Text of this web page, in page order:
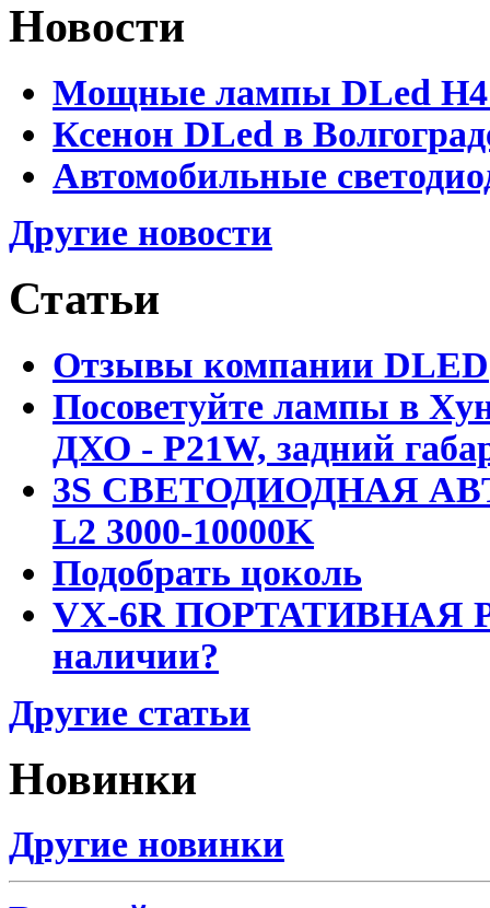
Новости
Мощные лампы DLed H4
Ксенон DLed в
Автомобильные
Другие новости
Статьи
Отзывы компании DLED
Посоветуйте лампы в
ДХО - P21W, задний
3S СВЕТОДИОДНАЯ
L2 3000-10000K
Подобрать цоколь
VX-6R ПОРТАТИВНАЯ
наличии?
Другие статьи
Новинки
Другие новинки